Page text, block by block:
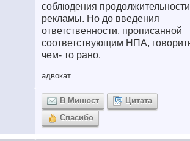
соблюдения продолжительности
рекламы. Но до введения
ответственности, прописанной
соответствующим НПА,
чем- то рано.
адвокат
В Минюст
Цитата
Спасибо